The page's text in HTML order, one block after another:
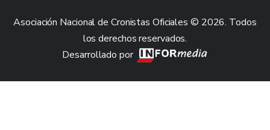
Asociación Nacional de Cronistas Oficiales © 2026. Todos
los derechos reservados.
Desarrollado por